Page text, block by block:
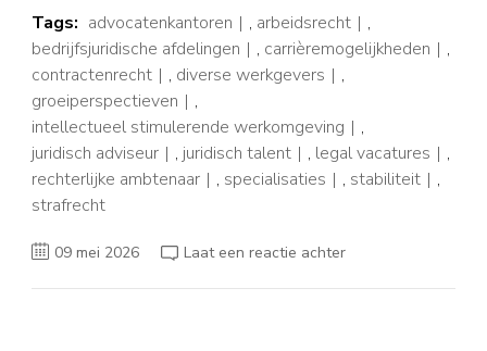
Tags: advocatenkantoren , arbeidsrecht
,
bedrijfsjuridische afdelingen
, carrièremogelijkheden
,
contractenrecht
, diverse werkgevers
,
groeiperspectieven
,
intellectueel stimulerende werkomgeving
,
juridisch adviseur
, juridisch talent , legal vacatures
,
rechterlijke ambtenaar
, specialisaties , stabiliteit
,
strafrecht
09 mei 2026 Laat een reactie achterop